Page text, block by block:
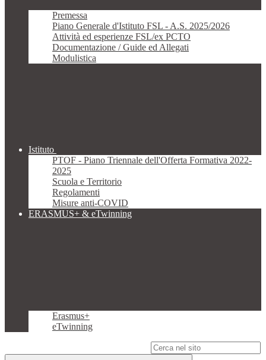
Premessa
Piano Generale d'Istituto FSL - A.S. 2025/2026
Attività ed esperienze FSL/ex PCTO
Documentazione / Guide ed Allegati
Modulistica
Istituto
PTOF - Piano Triennale dell'Offerta Formativa 2022-
2025
Scuola e Territorio
Regolamenti
Misure anti-COVID
ERASMUS+ & eTwinning
Erasmus+
eTwinning